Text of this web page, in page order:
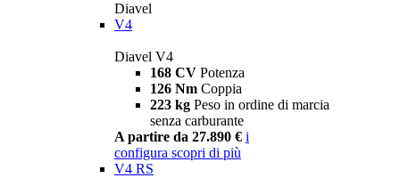
Diavel
V4
Diavel V4
168 CV Potenza
126 Nm Coppia
223 kg Peso in ordine di marcia
senza carburante
A partire da 27.890 € i
configura scopri di più
V4 RS